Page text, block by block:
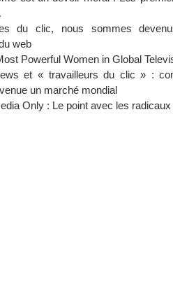
du clic, nous sommes
web
Powerful Women in Global
et « travailleurs du clic » :
un marché mondial
Only : Le point avec les radicaux